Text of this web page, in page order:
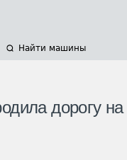
Найти машины
дорогу на